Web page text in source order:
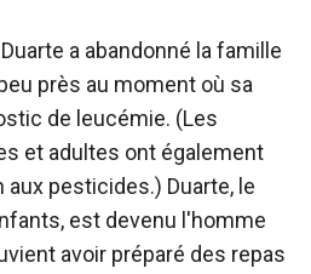
a abandonné la famille
près au moment où sa
de leucémie. (Les
et adultes ont également
pesticides.) Duarte, le
est devenu l'homme
avoir préparé des repas